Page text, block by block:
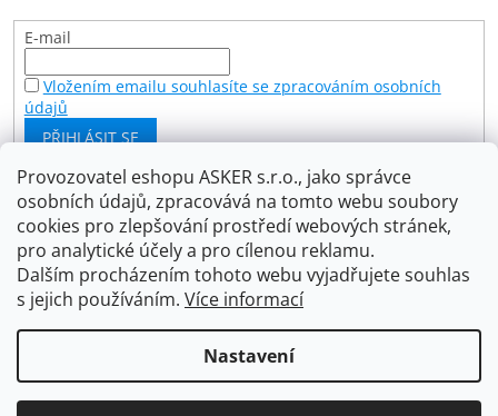
Provozovatel eshopu ASKER s.r.o., jako správce
osobních údajů, zpracovává na tomto webu soubory
cookies pro zlepšování prostředí webových stránek,
pro analytické účely a pro cílenou reklamu.
Dalším procházením tohoto webu vyjadřujete souhlas
s jejich používáním. Více informací
Nastavení
v
v
ý
i
s
u
E-mail
Vložením emailu souhlasíte se zpracováním osobních
údajů
PŘIHLÁSIT SE
Facebook
Copyright 2026Asker s.r.o.. Všechna práva vyhrazena.